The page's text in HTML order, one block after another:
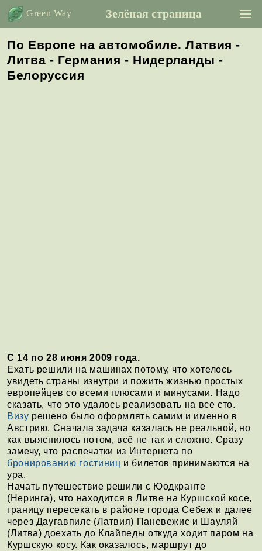
Green Way Зелёная страница
По Европе на автомобиле. Латвия -
Литва - Германия - Нидерланды -
Белоруссия
С 14 по 28 июня 2009 года.
Ехать решили на машинах потому, что хотелось
увидеть страны изнутри и пожить жизнью простых
европейцев со всеми плюсами и минусами. Надо
сказать, что это удалось реализовать на все сто.
Визу решено было оформлять самим и именно в
Австрию. Сначала задача казалась не реальной, но
как выяснилось потом, всё не так и сложно. Сразу
замечу, что распечатки из Интернета по
бронированию гостиниц и билетов принимаются на
ура.
Начать путешествие решили с Юодкранте
(Неринга), что находится в Литве на Куршской косе,
границу пересекать в районе города Себеж и далее
через Даугавпилс (Латвия) Паневежис и Шауляй
(Литва) доехать до Клайпеды откуда ходит паром на
Куршскую косу. Как оказалось, маршрут до